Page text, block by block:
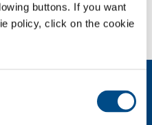
buttons. If you want
policy, click on the cookie